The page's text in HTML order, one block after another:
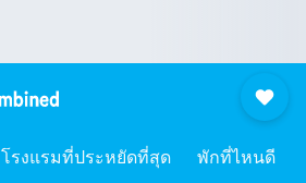
โรงแรมที่ประหยัดที่สุด พักที่ไหนดี